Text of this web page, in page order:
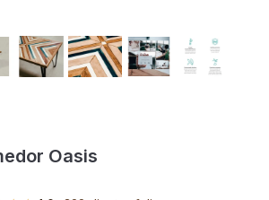
Oasis